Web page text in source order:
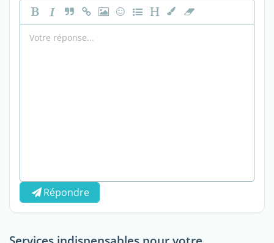
Répondre